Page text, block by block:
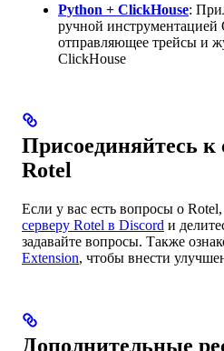
Python + ClickHouse:
ручной инструментацией
отправляющее трейсы и
ClickHouse
Присоединяйтесь к
Rotel
Если у вас есть вопросы о
серверу Rotel в Discord и
задавайте вопросы. Также
Extension, чтобы внести
Дополнительные